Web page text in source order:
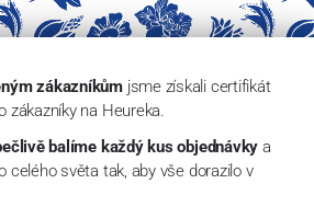
zákazníkům jsme získali certifikát
zákazníky na Heureka.
balíme každý kus objednávky a
celého světa tak, aby vše dorazilo v